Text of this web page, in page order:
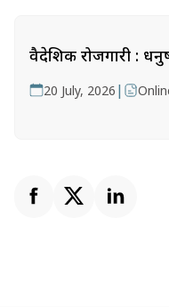
वैदेशिक रोजगारी :
20 July, 2026 |